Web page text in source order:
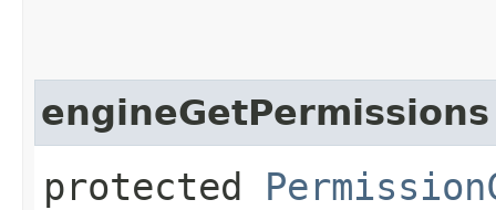
engineGetPermissions
protected